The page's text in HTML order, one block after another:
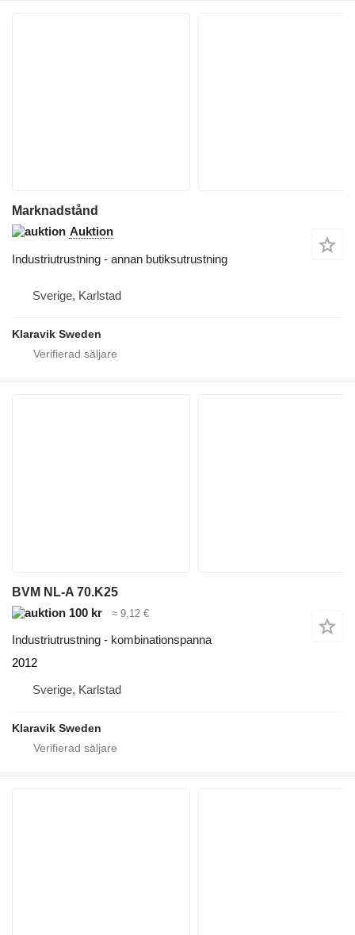
Marknadstånd
Auktion
Industriutrustning - annan butiksutrustning
Sverige, Karlstad
Klaravik Sweden
BVM NL-A 70.K25
100 kr
≈ 9,12 €
Industriutrustning - kombinationspanna
2012
Sverige, Karlstad
Klaravik Sweden